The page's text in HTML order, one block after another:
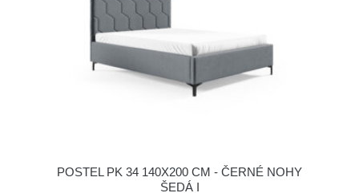
POSTEL PK 34 140X200 CM - ČERNÉ NOHY
ŠEDÁ I